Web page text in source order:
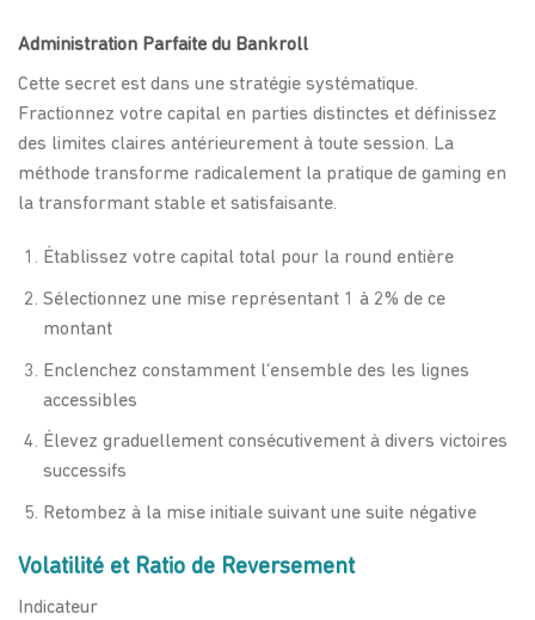
Administration Parfaite du Bankroll
Cette secret est dans une stratégie systématique.
Fractionnez votre capital en parties distinctes et définissez
des limites claires antérieurement à toute session. La
méthode transforme radicalement la pratique de gaming en
la transformant stable et satisfaisante.
Établissez votre capital total pour la round entière
Sélectionnez une mise représentant 1 à 2% de ce
montant
Enclenchez constamment l’ensemble des les lignes
accessibles
Élevez graduellement consécutivement à divers victoires
successifs
Retombez à la mise initiale suivant une suite négative
Volatilité et Ratio de Reversement
Indicateur